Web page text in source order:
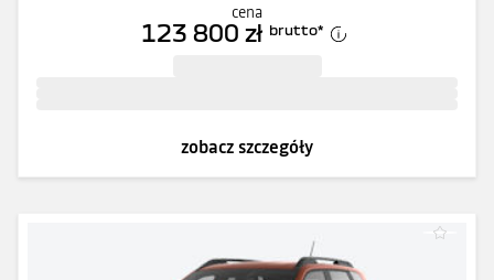
cena
123 800 zł brutto*
zobacz szczegóły